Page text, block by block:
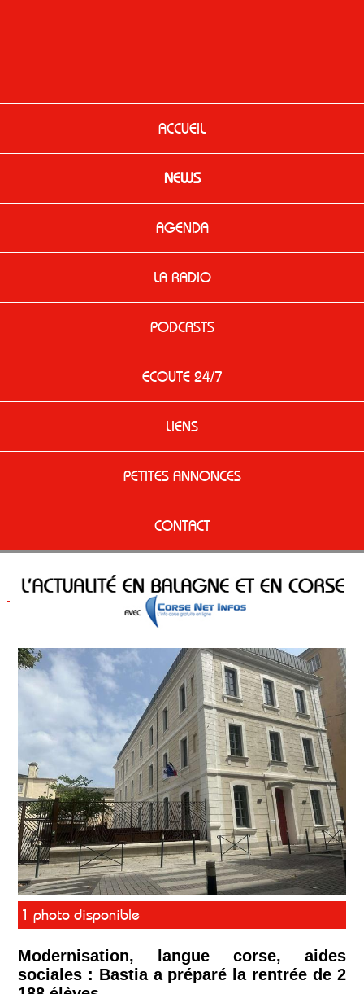
ACCUEIL
NEWS
AGENDA
LA RADIO
PODCASTS
ECOUTE 24/7
LIENS
PETITES ANNONCES
CONTACT
1 photo disponible
Modernisation, langue corse, aides
sociales : Bastia a préparé la rentrée de 2